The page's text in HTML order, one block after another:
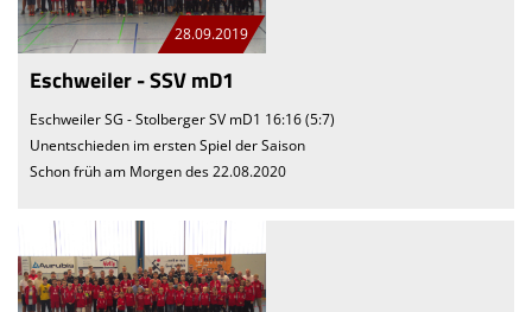
28.09.2019
Eschweiler - SSV mD1
Eschweiler SG - Stolberger SV mD1 16:16 (5:7)
Unentschieden im ersten Spiel der Saison
Schon früh am Morgen des 22.08.2020